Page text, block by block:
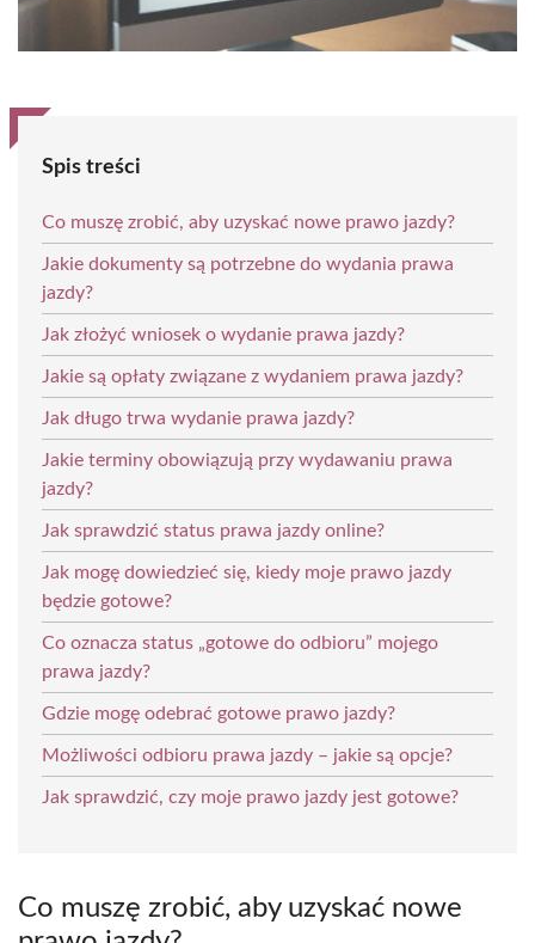
Spis treści
Co muszę zrobić, aby uzyskać nowe prawo jazdy?
Jakie dokumenty są potrzebne do wydania prawa
jazdy?
Jak złożyć wniosek o wydanie prawa jazdy?
Jakie są opłaty związane z wydaniem prawa jazdy?
Jak długo trwa wydanie prawa jazdy?
Jakie terminy obowiązują przy wydawaniu prawa
jazdy?
Jak sprawdzić status prawa jazdy online?
Jak mogę dowiedzieć się, kiedy moje prawo jazdy
będzie gotowe?
Co oznacza status „gotowe do odbioru” mojego
prawa jazdy?
Gdzie mogę odebrać gotowe prawo jazdy?
Możliwości odbioru prawa jazdy – jakie są opcje?
Jak sprawdzić, czy moje prawo jazdy jest gotowe?
Co muszę zrobić, aby uzyskać nowe